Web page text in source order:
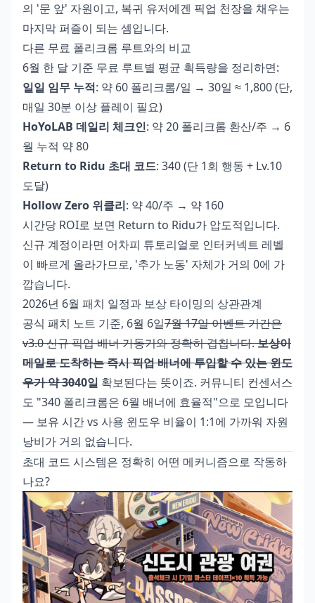
의 '문 앞' 자원이고, 복귀 유저에겐 픽업 천장을 채우는
마지막 퍼즐이 되는 셈입니다.
다른 무료 폴리크롬 루트와의 비교
6월 한 달 기준 무료 루트별 평균 획득량을 정리하면:
일일 임무 누적: 약 60 폴리크롬/일 → 30일 ≈ 1,800 (단,
매일 30분 이상 플레이 필요)
HoYoLAB 데일리 체크인: 약 20 폴리크롬 환산/주 → 6
월 누적 약 80
Return to Ridu 초대 코드: 340 (단 1회 행동 + Lv.10
도달)
Hollow Zero 위클리: 약 40/주 → 약 160
시간당 ROI로 보면 Return to Ridu가 압도적입니다.
신규 계정이라면 어차피 튜토리얼로 인터커넥트 레벨
이 빠르게 올라가므로, '추가 노동' 자체가 거의 0에 가
깝습니다.
2026년 6월 패치 일정과 보상 타이밍의 상관관계
공식 패치 노트 기준, 6월 6일7월 17일 이벤트 기간은
v3.0 신규 픽업 배너 가동기와 정확히 겹칩니다.보상이
메일로 도착하는 즉시 픽업 배너에 투입할 수 있는 윈도
우가 약 3040일 확보된다는 뜻이죠. 커뮤니티 컨센서스
도 "340 폴리크롬은 6월 배너에 효율적"으로 모입니다
— 보유 시간 vs 사용 윈도우 비율이 1:1에 가까워 자원
낭비가 거의 없습니다.
초대 코드 시스템은 정확히 어떤 메커니즘으로 작동하
나요?